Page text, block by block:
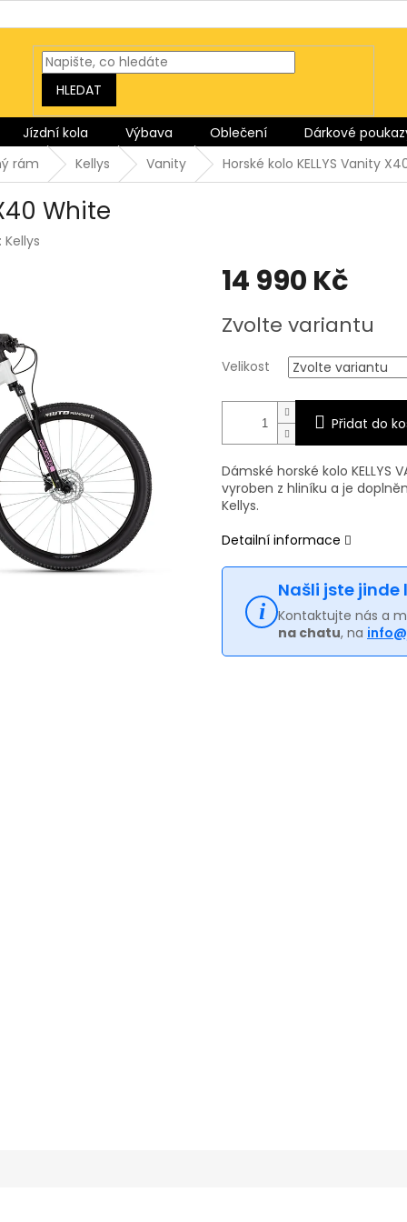
HLEDAT
Jízdní kola Výbava Oblečení
Dárkové
rám
Kellys Vanity Horské kolo KELLYS Vanity
White
Kellys
14 990 Kč
cena:
Zvolte variantu
Velikost
Přidat do
Dámské horské kolo
vyroben z hliníku a je
Kellys.
Detailní informace
Našli jste jinde
Kontaktujte nás a
na chatu, na